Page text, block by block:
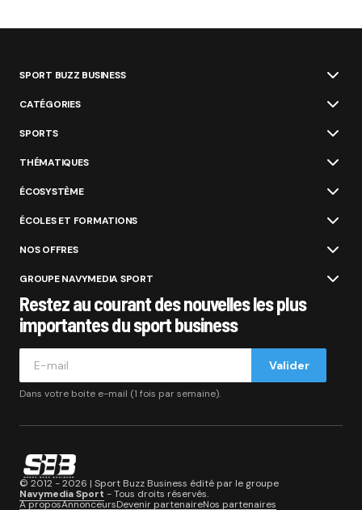
SPORT BUZZ BUSINESS
CATÉGORIES
SPORTS
THÉMATIQUES
ÉCOSYSTÈME
ÉCOLES ET FORMATIONS
NOS OFFRES
GROUPE NAVYMEDIA SPORT
Restez au courant des nouvelles les plus
importantes du sport business
Valider
Dans votre boite e-mail (1 fois par semaine).
© 2012 - 2026 | Sport Buzz Business édité par le groupe
Navymedia Sport - Tous droits réservés.
A proposAnnonceursDevenir partenaireNos partenaires